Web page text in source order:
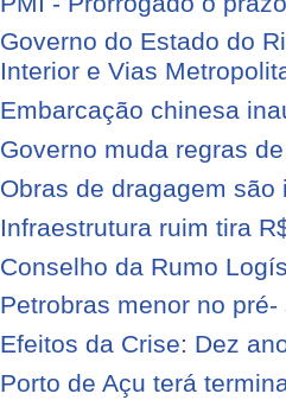
Governo do Estado do
Interior e Vias
Embarcação chinesa
Governo muda regras
Obras de dragagem
Infraestrutura ruim tira
Conselho da Rumo
Petrobras menor no pré-
Efeitos da Crise: Dez
Porto de Açu terá